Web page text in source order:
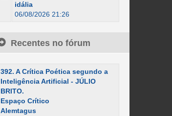
idália
06/08/2026 21:26
Recentes no fórum
392. A Crítica Poética segundo a
Inteligência Artificial - JÚLIO
BRITO.
Espaço Crítico
Alemtagus